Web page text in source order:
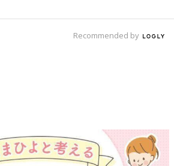
Recommended by